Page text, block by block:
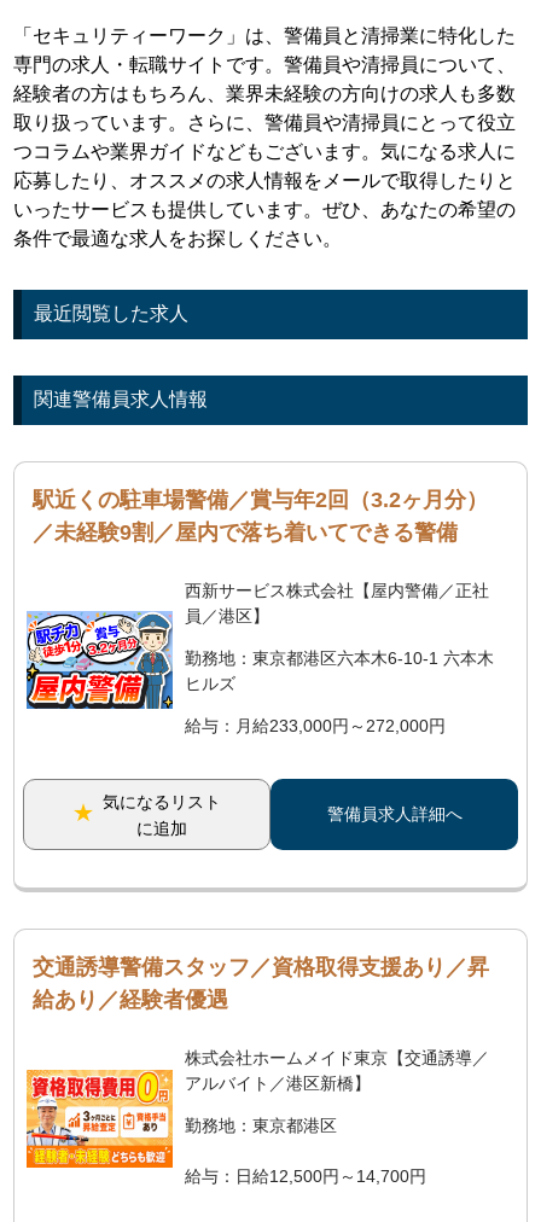
「セキュリティーワーク」は、警備員と清掃業に特化した
専門の求人・転職サイトです。警備員や清掃員について、
経験者の方はもちろん、業界未経験の方向けの求人も多数
取り扱っています。さらに、警備員や清掃員にとって役立
つコラムや業界ガイドなどもございます。気になる求人に
応募したり、オススメの求人情報をメールで取得したりと
いったサービスも提供しています。ぜひ、あなたの希望の
条件で最適な求人をお探しください。
最近閲覧した求人
関連警備員求人情報
駅近くの駐車場警備／賞与年2回（3.2ヶ月分）
／未経験9割／屋内で落ち着いてできる警備
西新サービス株式会社【屋内警備／正社
員／港区】
勤務地：東京都港区六本木6-10-1 六本木
ヒルズ
給与：月給233,000円～272,000円
気になるリスト
に追加
警備員求人詳細へ
交通誘導警備スタッフ／資格取得支援あり／昇
給あり／経験者優遇
株式会社ホームメイド東京【交通誘導／
アルバイト／港区新橋】
勤務地：東京都港区
給与：日給12,500円～14,700円